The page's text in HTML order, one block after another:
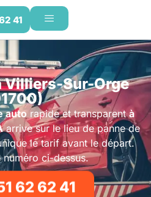
41
Villiers-Sur-Orge
auto rapide et transparentà
arrive sur le lieu de panne de
le tarif avant le départ.
ci-dessus.
62 62 41